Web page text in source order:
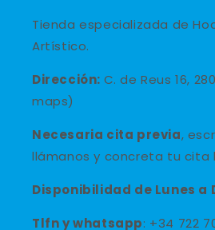
Tienda especializada de
Artístico.
Dirección: C. de Reus 16,
maps)
Necesaria cita previa,
llámanos y concreta tu cita
Disponibilidad de Lunes a
Tlfn ywhatsapp: +34 722